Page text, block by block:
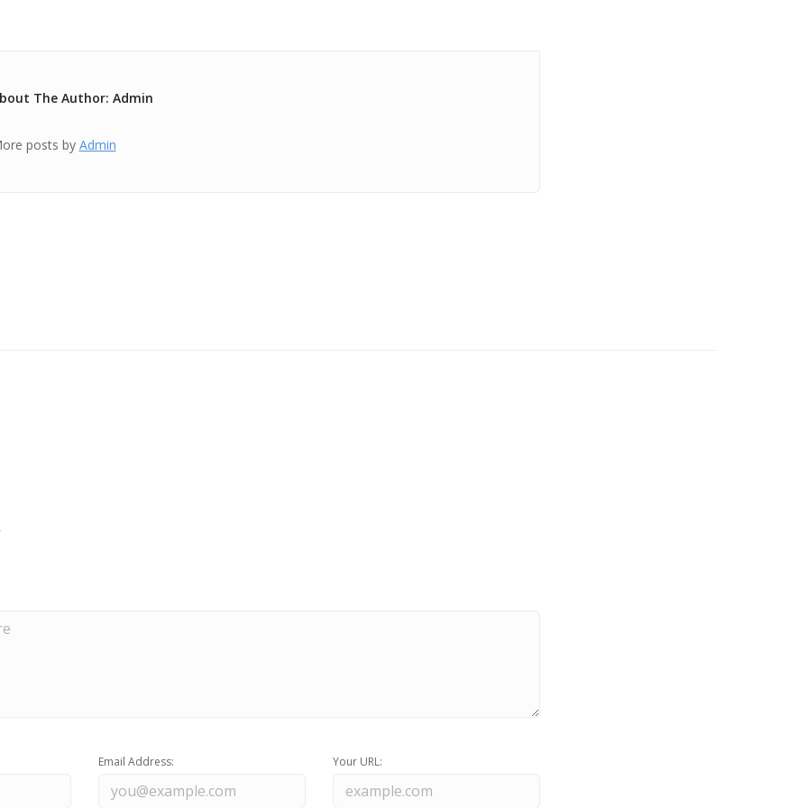
The Author: Admin
posts by Admin
Email Address: Your URL: